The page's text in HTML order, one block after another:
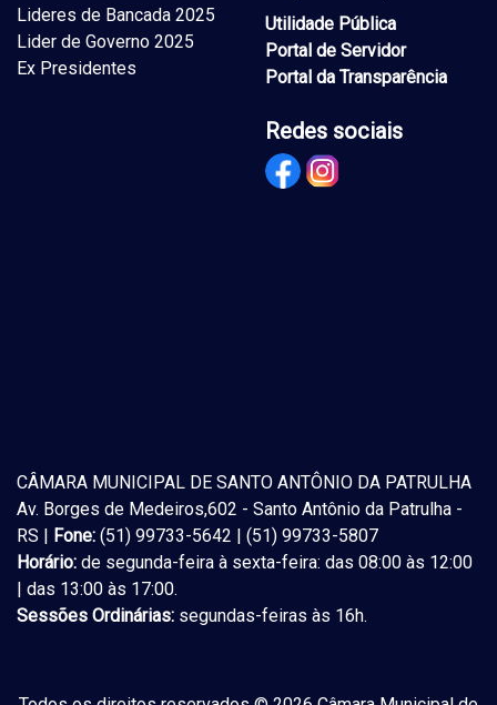
Lideres de Bancada 2025
Lider de Governo 2025
Ex Presidentes
Utilidade Pública
Portal de Servidor
Portal da Transparência
Redes sociais
CÂMARA MUNICIPAL DE SANTO ANTÔNIO DA PATRULHA
Av. Borges de Medeiros,602 - Santo Antônio da Patrulha -
RS | Fone: (51) 99733-5642 | (51) 99733-5807
Horário: de segunda-feira à sexta-feira: das 08:00 às 12:00
| das 13:00 às 17:00.
Sessões Ordinárias: segundas-feiras às 16h.